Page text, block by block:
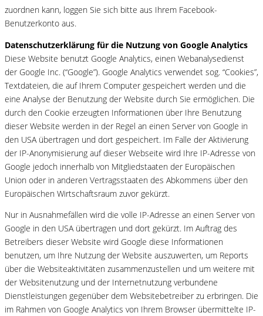
zuordnen kann, loggen Sie sich bitte aus Ihrem Facebook-
Benutzerkonto aus.
Datenschutzerklärung für die Nutzung von Google Analytics
Diese Website benutzt Google Analytics, einen Webanalysedienst
der Google Inc. (“Google”). Google Analytics verwendet sog. “Cookies”,
Textdateien, die auf Ihrem Computer gespeichert werden und die
eine Analyse der Benutzung der Website durch Sie ermöglichen. Die
durch den Cookie erzeugten Informationen über Ihre Benutzung
dieser Website werden in der Regel an einen Server von Google in
den USA übertragen und dort gespeichert. Im Falle der Aktivierung
der IP-Anonymisierung auf dieser Webseite wird Ihre IP-Adresse von
Google jedoch innerhalb von Mitgliedstaaten der Europäischen
Union oder in anderen Vertragsstaaten des Abkommens über den
Europäischen Wirtschaftsraum zuvor gekürzt.
Nur in Ausnahmefällen wird die volle IP-Adresse an einen Server von
Google in den USA übertragen und dort gekürzt. Im Auftrag des
Betreibers dieser Website wird Google diese Informationen
benutzen, um Ihre Nutzung der Website auszuwerten, um Reports
über die Websiteaktivitäten zusammenzustellen und um weitere mit
der Websitenutzung und der Internetnutzung verbundene
Dienstleistungen gegenüber dem Websitebetreiber zu erbringen. Die
im Rahmen von Google Analytics von Ihrem Browser übermittelte IP-